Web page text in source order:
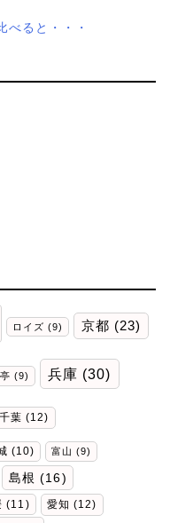
べると・・・
ロイズ (9) 京都 (23)
(9) 兵庫 (30)
千葉 (12)
(10) 富山 (9)
島根 (16)
(11) 愛知 (12)